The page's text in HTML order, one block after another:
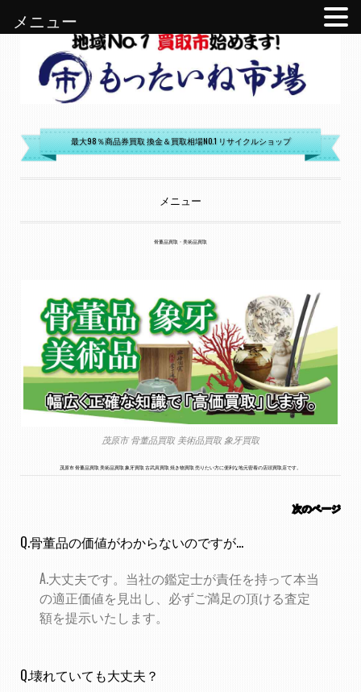
もったいね市場
最大98％商品券買取 換金＆買取相場NO.1 リサイクルショップ
メニュー
コンテンツへ移動
骨董品買取・美術品買取
茂原市 骨董品買取 美術品買取 象牙買取
茂原市 骨董品買取 美術品買取 象牙買取 古武具買取 焼き物買取 売りたい方に便利な地元密着の店頭買取店です。
次のページ
Q.骨董品の価値がわからないのですが...
A.大丈夫です。当社の鑑定士が責任を持って本当
の適正価値を見出し、必ずご満足の頂ける査定
額を提示いたします。
Q.壊れていても大丈夫？
メニュー